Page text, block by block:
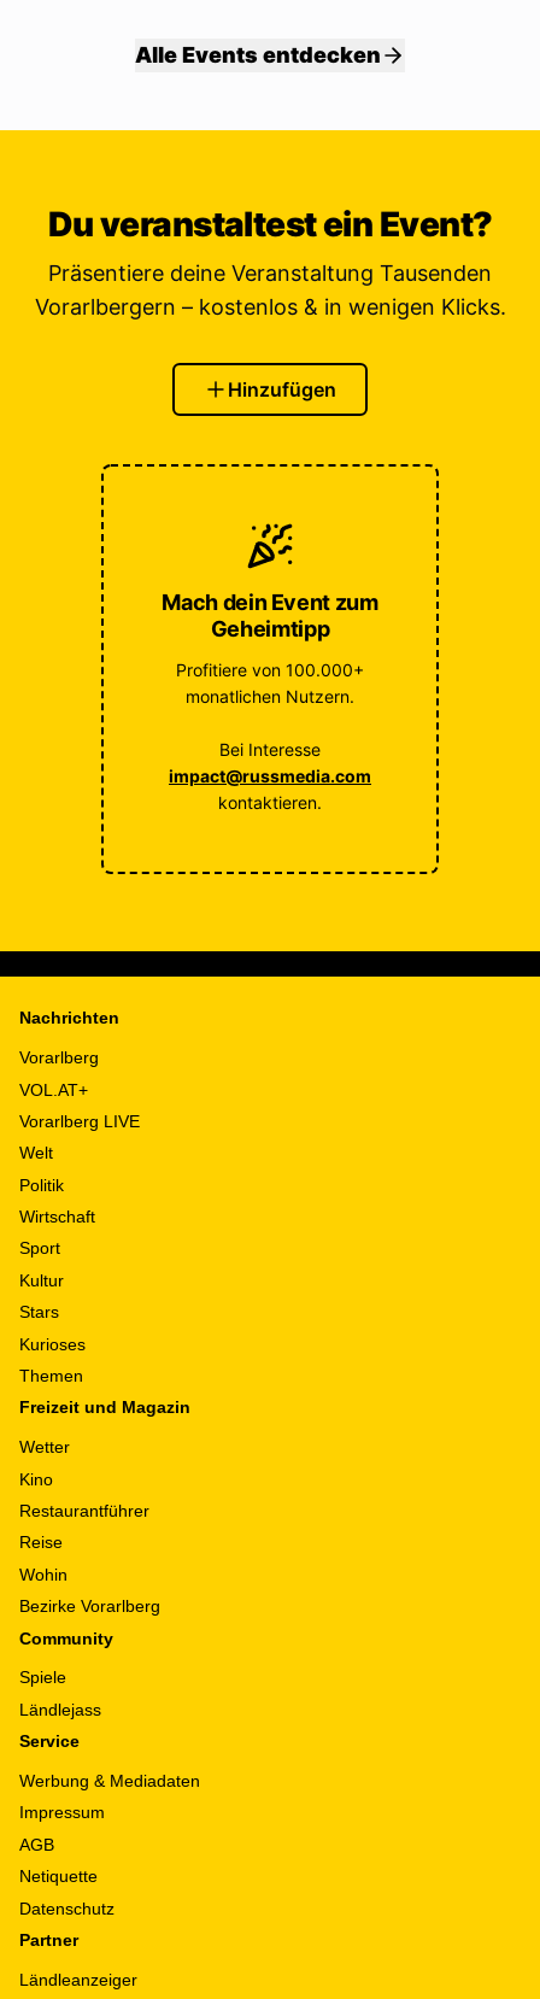
Alle Events entdecken
Du veranstaltest ein Event?
Präsentiere deine Veranstaltung Tausenden
Vorarlbergern – kostenlos & in wenigen Klicks.
Hinzufügen
Mach dein Event zum
Geheimtipp
Profitiere von 100.000+
monatlichen Nutzern.
Bei Interesse
impact@russmedia.com
kontaktieren.
Nachrichten
Vorarlberg
VOL.AT+
Vorarlberg LIVE
Welt
Politik
Wirtschaft
Sport
Kultur
Stars
Kurioses
Themen
Freizeit und Magazin
Wetter
Kino
Restaurantführer
Reise
Wohin
Bezirke Vorarlberg
Community
Spiele
Ländlejass
Service
Werbung & Mediadaten
Impressum
AGB
Netiquette
Datenschutz
Partner
Ländleanzeiger